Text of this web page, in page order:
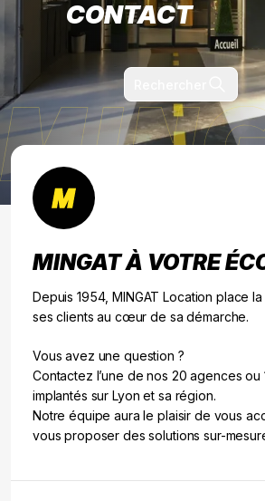
CONTACT
MINGAT À VOTRE
Depuis 1954, MINGAT Location place
ses clients au cœur de sa démarche.
Vous avez une question ?
Contactez l’une de nos 20 agences ou
implantés sur Lyon et sa région.
Notre équipe aura le plaisir de vous
vous proposer des solutions sur-